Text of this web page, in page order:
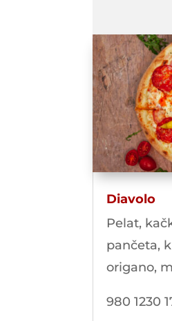
Diavolo
Pelat,
pančeta,
origano,
980 1230